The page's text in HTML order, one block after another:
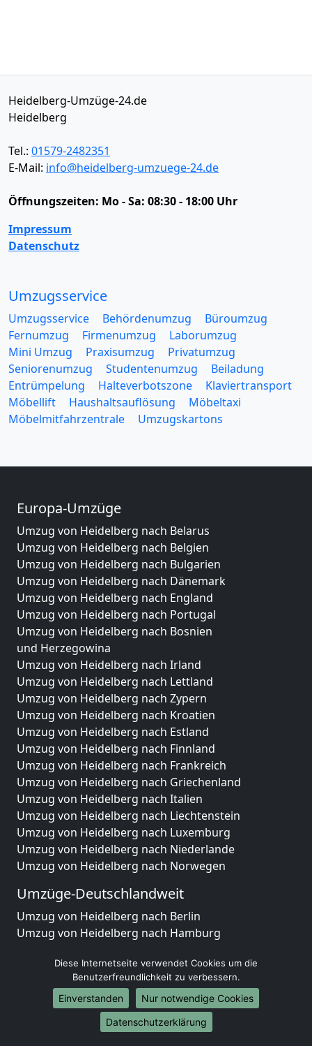
Heidelberg-Umzüge-24.de
Heidelberg
Tel.: 01579-2482351
E-Mail: info@heidelberg-umzuege-24.de
Öffnungszeiten: Mo - Sa: 08:30 - 18:00 Uhr
Impressum
Datenschutz
Umzugsservice
Umzugsservice Behördenumzug
Büroumzug
Fernumzug
Firmenumzug
Laborumzug
Mini Umzug
Praxisumzug
Privatumzug
Seniorenumzug
Studentenumzug
Beiladung
Entrümpelung
Halteverbotszone
Klaviertransport
Möbellift
Haushaltsauflösung
Möbeltaxi
Möbelmitfahrzentrale
Umzugskartons
Europa-Umzüge
Umzug von Heidelberg nach Belarus
Umzug von Heidelberg nach Belgien
Umzug von Heidelberg nach Bulgarien
Umzug von Heidelberg nach Dänemark
Umzug von Heidelberg nach England
Umzug von Heidelberg nach Portugal
Umzug von Heidelberg nach Bosnien
und Herzegowina
Umzug von Heidelberg nach Irland
Umzug von Heidelberg nach Lettland
Umzug von Heidelberg nach Zypern
Umzug von Heidelberg nach Kroatien
Umzug von Heidelberg nach Estland
Umzug von Heidelberg nach Finnland
Umzug von Heidelberg nach Frankreich
Umzug von Heidelberg nach Griechenland
Umzug von Heidelberg nach Italien
Umzug von Heidelberg nach Liechtenstein
Umzug von Heidelberg nach Luxemburg
Umzug von Heidelberg nach Niederlande
Umzug von Heidelberg nach Norwegen
Umzüge-Deutschlandweit
Umzug von Heidelberg nach Berlin
Umzug von Heidelberg nach Hamburg
Umzug von Heidelberg nach Köln
Umzug von Heidelberg nach Frankfurt am Main
Umzug von Heidelberg nach Stuttgart
Umzug von Heidelberg nach Düsseldorf
Umzug von Heidelberg nach Leipzig
Diese Internetseite verwendet Cookies um die
Benutzerfreundlichkeit zu verbessern.
Einverstanden
Nur notwendige Cookies
Datenschutzerklärung